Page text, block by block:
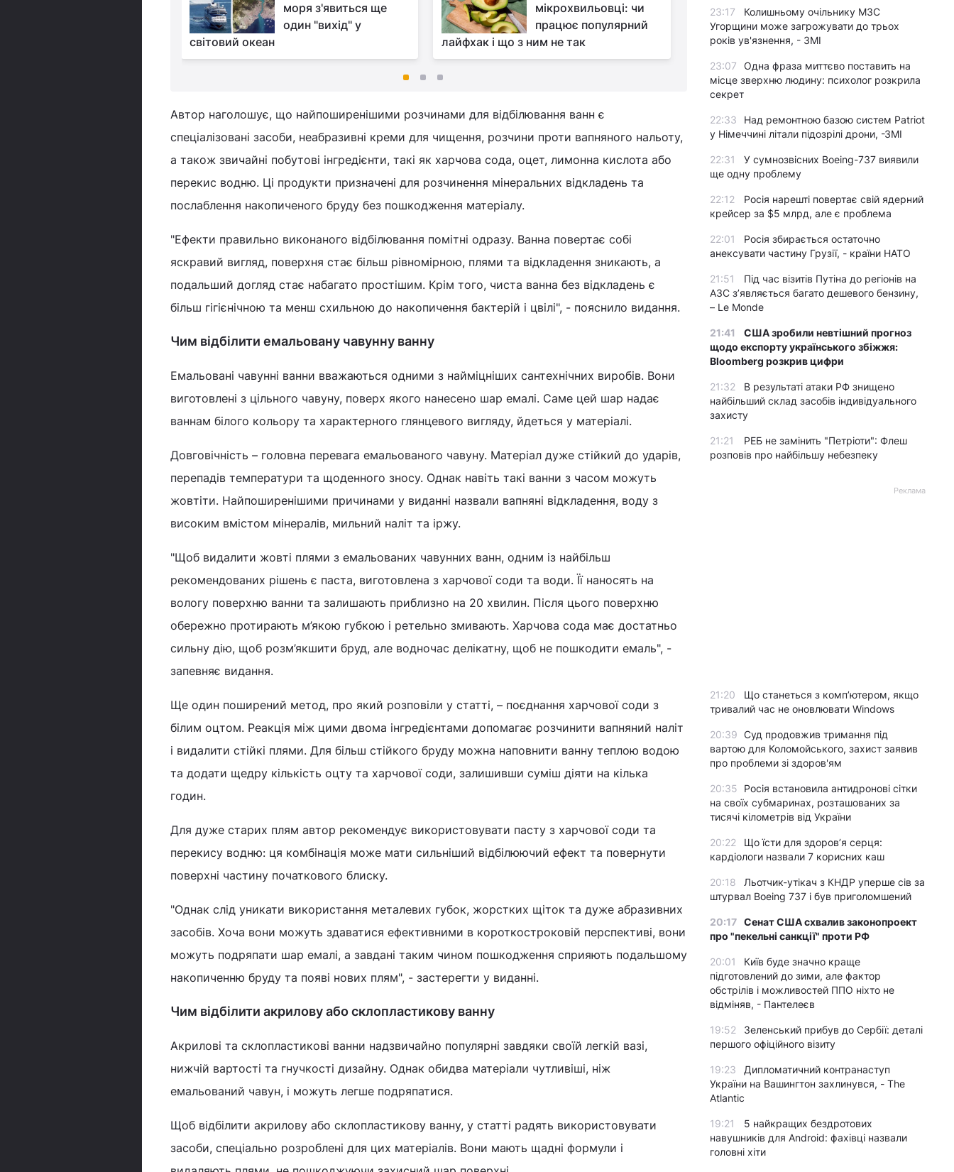
моря з'явиться ще
один "вихід" у
світовий океан
мікрохвильовці: чи
працює популярний
лайфхак і що з ним не так
який буденний
предмет у шафі
перекриває вам шлях до багатства
Автор наголошує, що найпоширенішими розчинами для відбілювання ванн є
спеціалізовані засоби, неабразивні креми для чищення, розчини проти вапняного нальоту,
а також звичайні побутові інгредієнти, такі як харчова сода, оцет, лимонна кислота або
перекис водню. Ці продукти призначені для розчинення мінеральних відкладень та
послаблення накопиченого бруду без пошкодження матеріалу.
"Ефекти правильно виконаного відбілювання помітні одразу. Ванна повертає собі
яскравий вигляд, поверхня стає більш рівномірною, плями та відкладення зникають, а
подальший догляд стає набагато простішим. Крім того, чиста ванна без відкладень є
більш гігієнічною та менш схильною до накопичення бактерій і цвілі", - пояснило видання.
Чим відбілити емальовану чавунну ванну
Емальовані чавунні ванни вважаються одними з найміцніших сантехнічних виробів. Вони
виготовлені з цільного чавуну, поверх якого нанесено шар емалі. Саме цей шар надає
ваннам білого кольору та характерного глянцевого вигляду, йдеться у матеріалі.
Довговічність – головна перевага емальованого чавуну. Матеріал дуже стійкий до ударів,
перепадів температури та щоденного зносу. Однак навіть такі ванни з часом можуть
жовтіти. Найпоширенішими причинами у виданні назвали вапняні відкладення, воду з
високим вмістом мінералів, мильний наліт та іржу.
"Щоб видалити жовті плями з емальованих чавунних ванн, одним із найбільш
рекомендованих рішень є паста, виготовлена ​​з харчової соди та води. Її наносять на
вологу поверхню ванни та залишають приблизно на 20 хвилин. Після цього поверхню
обережно протирають м’якою губкою і ретельно змивають. Харчова сода має достатньо
сильну дію, щоб розм’якшити бруд, але водночас делікатну, щоб не пошкодити емаль", -
запевняє видання.
Ще один поширений метод, про який розповіли у статті, – поєднання харчової соди з
білим оцтом. Реакція між цими двома інгредієнтами допомагає розчинити вапняний наліт
і видалити стійкі плями. Для більш стійкого бруду можна наповнити ванну теплою водою
та додати щедру кількість оцту та харчової соди, залишивши суміш діяти на кілька
годин.
Для дуже старих плям автор рекомендує використовувати пасту з харчової соди та
перекису водню: ця комбінація може мати сильніший відбілюючий ефект та повернути
поверхні частину початкового блиску.
"Однак слід уникати використання металевих губок, жорстких щіток та дуже абразивних
засобів. Хоча вони можуть здаватися ефективними в короткостроковій перспективі, вони
можуть подряпати шар емалі, а завдані таким чином пошкодження сприяють подальшому
накопиченню бруду та появі нових плям", - застерегти у виданні.
Чим відбілити акрилову або склопластикову ванну
Акрилові та склопластикові ванни надзвичайно популярні завдяки своїй легкій вазі,
нижчій вартості та гнучкості дизайну. Однак обидва матеріали чутливіші, ніж
емальований чавун, і можуть легше подряпатися.
Щоб відбілити акрилову або склопластикову ванну, у статті радять використовувати
засоби, спеціально розроблені для цих матеріалів. Вони мають щадні формули і
23:17
Колишньому очільнику МЗС
Угорщини може загрожувати до трьох
років ув'язнення, - ЗМІ
23:07
Одна фраза миттєво поставить на
місце зверхню людину: психолог розкрила
секрет
22:33
Над ремонтною базою систем Patriot
у Німеччині літали підозрілі дрони, -ЗМІ
22:31
У сумнозвісних Boeing-737 виявили
ще одну проблему
22:12
Росія нарешті повертає свій ядерний
крейсер за $5 млрд, але є проблема
22:01
Росія збирається остаточно
анексувати частину Грузії, - країни НАТО
21:51
Під час візитів Путіна до регіонів на
АЗС з’являється багато дешевого бензину,
– Le Monde
21:41
США зробили невтішний прогноз
щодо експорту українського збіжжя:
Bloomberg розкрив цифри
21:32
В результаті атаки РФ знищено
найбільший склад засобів індивідуального
захисту
21:21
РЕБ не замінить "Петріоти": Флеш
розповів про найбільшу небезпеку
Реклама
21:20
Що станеться з комп’ютером, якщо
тривалий час не оновлювати Windows
20:39 Суд продовжив тримання під
вартою для Коломойського, захист заявив
про проблеми зі здоров'ям
20:35
Росія встановила антидронові сітки
на своїх субмаринах, розташованих за
тисячі кілометрів від України
20:22
Що їсти для здоров’я серця:
кардіологи назвали 7 корисних каш
20:18
Льотчик-утікач з КНДР уперше сів за
штурвал Boeing 737 і був приголомшений
20:17 Сенат США схвалив законопроект
про "пекельні санкції" проти РФ
20:01
Київ буде значно краще
підготовлений до зими, але фактор
обстрілів і можливостей ППО ніхто не
відміняв, - Пантелеєв
19:52
Зеленський прибув до Сербії: деталі
першого офіційного візиту
19:23
Дипломатичний контранаступ
України на Вашингтон захлинувся, - The
Atlantic
19:21
5 найкращих бездротових
навушників для Android: фахівці назвали
головні хіти